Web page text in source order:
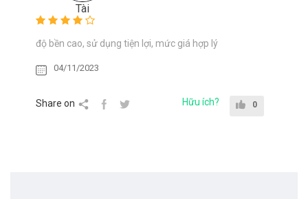
Tài
độ bền cao, sử dụng tiện lợi, mức giá hợp lý
04/11/2023
Share on Hữu ích? 0